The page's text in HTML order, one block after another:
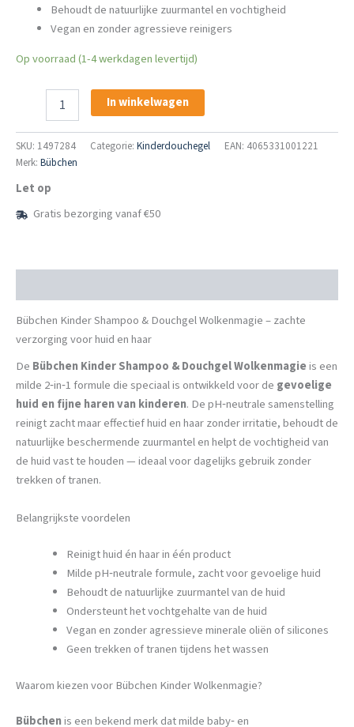
Behoudt de natuurlijke zuurmantel en vochtigheid
Vegan en zonder agressieve reinigers
Op voorraad (1-4 werkdagen levertijd)
&
Douchgel
230 ml
aantal
In winkelwagen
SKU: 1497284 Categorie: Kinderdouchegel
EAN: 4065331001221
Merk: Bübchen
Let op
Gratis bezorging vanaf €50
Bübchen Kinder Shampoo & Douchgel Wolkenmagie – zachte
verzorging voor huid en haar
De Bübchen Kinder Shampoo & Douchgel Wolkenmagieis een
milde 2‑in‑1 formule die speciaal is ontwikkeld voor de gevoelige
huid en fijne haren van kinderen. De pH‑neutrale samenstelling
reinigt zacht maar effectief huid en haar zonder irritatie, behoudt de
natuurlijke beschermende zuurmantel en helpt de vochtigheid van
de huid vast te houden — ideaal voor dagelijks gebruik zonder
trekken of tranen.
Belangrijkste voordelen
Reinigt huid én haar in één product
Milde pH‑neutrale formule, zacht voor gevoelige huid
Behoudt de natuurlijke zuurmantel van de huid
Ondersteunt het vochtgehalte van de huid
Vegan en zonder agressieve minerale oliën of silicones
Geen trekken of tranen tijdens het wassen
Waarom kiezen voor Bübchen Kinder Wolkenmagie?
Bübchenis een bekend merk dat milde baby‑ en